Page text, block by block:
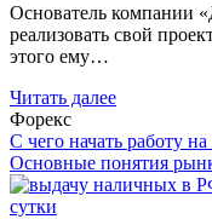
Основатель компании
реализовать свой
этого ему…
Читать далее
Форекс
С чего начать работу
Основные понятия